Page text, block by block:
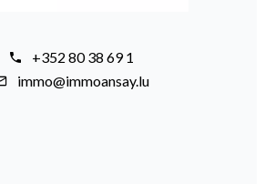
+352 80 38 69 1
immo@immoansay.lu